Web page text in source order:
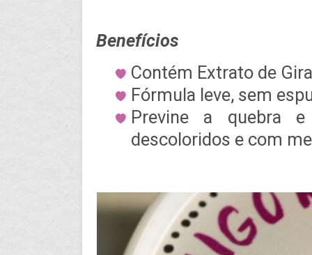
Benefícios
Contém Extrato de
Fórmula leve, sem
Previne a quebra
descoloridos e com